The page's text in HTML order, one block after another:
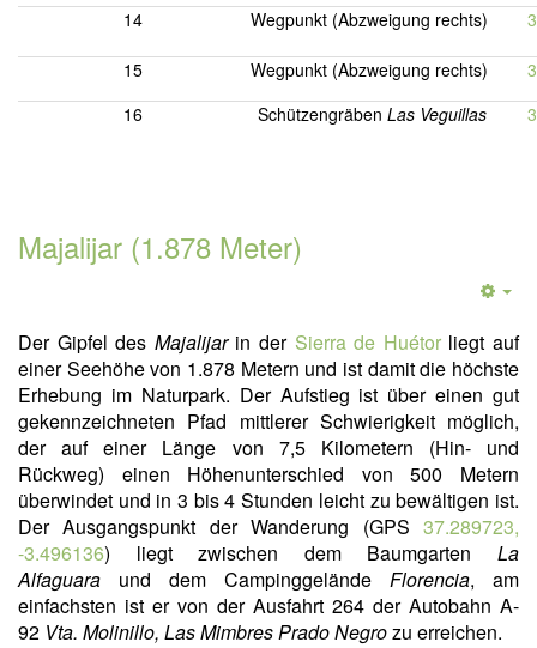
14 Wegpunkt (Abzweigung rechts)
15 Wegpunkt (Abzweigung rechts)
16
Schützengräben Las Veguillas
Majalijar (1.878 Meter)
Der Gipfel des Majalijarin der Sierra de Huétorliegt auf
einer Seehöhe von 1.878 Metern und ist damit die höchste
Erhebung im Naturpark. Der Aufstieg ist über einen gut
gekennzeichneten Pfad mittlerer Schwierigkeit möglich,
der auf einer Länge von 7,5 Kilometern (Hin- und
Rückweg) einen Höhenunterschied von 500 Metern
überwindet und in 3 bis 4 Stunden leicht zu bewältigen ist.
Der Ausgangspunkt der Wanderung (GPS 37.289723,
-3.496136) liegt zwischen dem Baumgarten La
Alfaguara und dem Campinggelände Florencia, am
einfachsten ist er von der Ausfahrt 264 der Autobahn A-
92 Vta. Molinillo, Las Mimbres Prado Negrozu erreichen.